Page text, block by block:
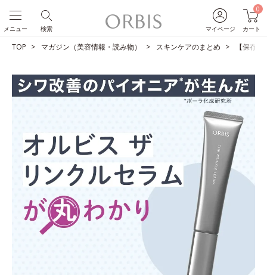
マイページ
0
カート
検索
メニュー
TOP マガジン（美容情報・読み物） スキンケアのまとめ 【保存